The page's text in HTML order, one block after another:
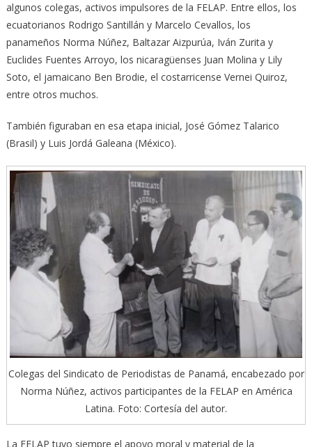
algunos colegas, activos impulsores de la FELAP. Entre ellos, los
ecuatorianos Rodrigo Santillán y Marcelo Cevallos, los
panameños Norma Núñez, Baltazar Aizpurúa, Iván Zurita y
Euclides Fuentes Arroyo, los nicaragüenses Juan Molina y Lily
Soto, el jamaicano Ben Brodie, el costarricense Vernei Quiroz,
entre otros muchos.
También figuraban en esa etapa inicial, José Gómez Talarico
(Brasil) y Luis Jordá Galeana (México).
Colegas del Sindicato de Periodistas de Panamá, encabezado por
Norma Núñez, activos participantes de la FELAP en América
Latina. Foto: Cortesía del autor.
La FELAP tuvo siempre el apoyo moral y material de la